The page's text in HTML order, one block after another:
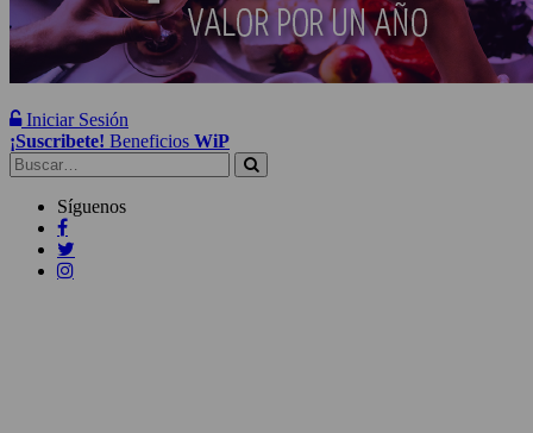
Iniciar Sesión
¡Suscribete! Beneficios WiP
Buscar:
Síguenos